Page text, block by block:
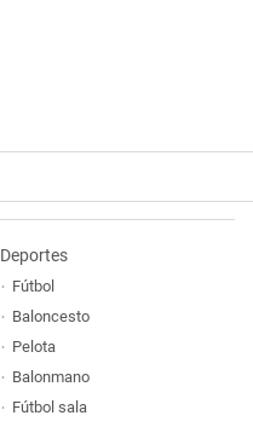
Deportes
Fútbol
Baloncesto
Pelota
Balonmano
Fútbol sala